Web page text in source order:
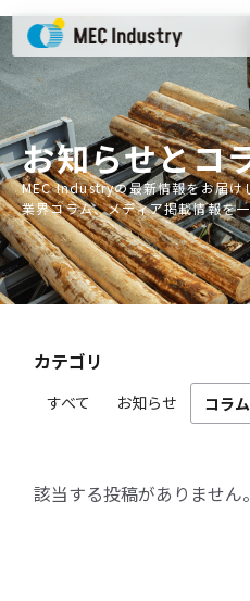
お知らせとコ
MEC Industryの最新情報をお届け
業界コラム、メディア掲載情報を
カテゴリ
すべて お知らせ コラム
該当する投稿がありません。